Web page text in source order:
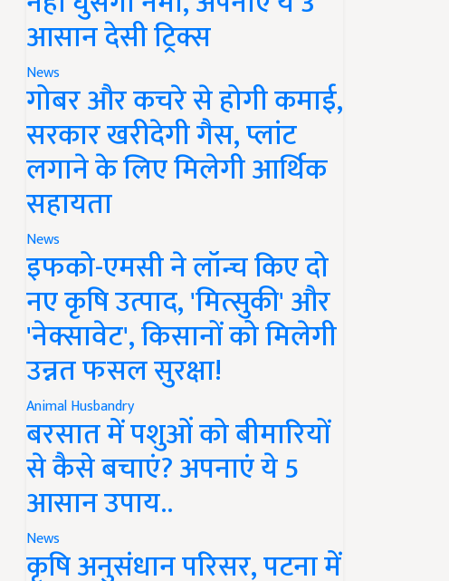
आसान देसी ट्रिक्स
News
गोबर और कचरे से होगी कमाई,
सरकार खरीदेगी गैस, प्लांट
लगाने के लिए मिलेगी आर्थिक
सहायता
News
इफको-एमसी ने लॉन्च किए दो
नए कृषि उत्पाद, 'मित्सुकी' और
'नेक्सावेट', किसानों को मिलेगी
उन्नत फसल सुरक्षा!
Animal Husbandry
बरसात में पशुओं को बीमारियों
से कैसे बचाएं? अपनाएं ये 5
आसान उपाय..
News
कृषि अनुसंधान परिसर, पटना में